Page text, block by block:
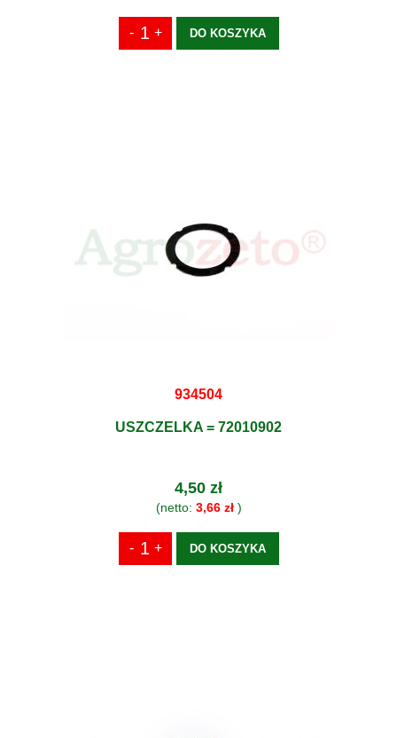
DO KOSZYKA
934504
USZCZELKA = 72010902
4,50 zł
(netto: 3,66 zł)
DO KOSZYKA